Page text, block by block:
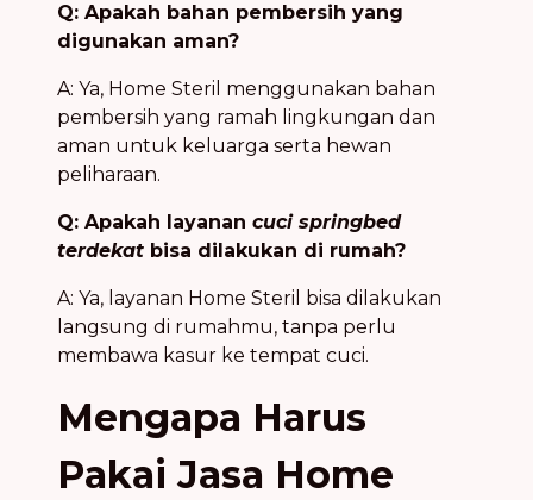
Q: Apakah bahan pembersih yang
digunakan aman?
A: Ya, Home Steril menggunakan bahan
pembersih yang ramah lingkungan dan
aman untuk keluarga serta hewan
peliharaan.
Q: Apakah layanan cuci springbed
terdekat bisa dilakukan di rumah?
A: Ya, layanan Home Steril bisa dilakukan
langsung di rumahmu, tanpa perlu
membawa kasur ke tempat cuci.
Mengapa Harus
Pakai Jasa Home